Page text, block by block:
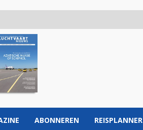
ABONNEREN REISPLANNER